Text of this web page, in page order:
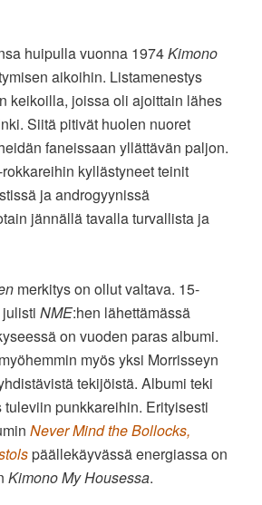
huipulla vuonna 1974Kimono
aikoihin. Listamenestys
keikoilla, joissa oli ajoittain lähes
Siitä pitivät huolen nuoret
faneissaan yllättävän paljon.
kyllästyneet teinit
ja androgyynissä
jännällä tavalla turvallista ja
merkitys on ollut valtava. 15-
julistiNME:hen lähettämässä
on vuoden paras albumi.
myös yksi Morrisseyn
tekijöistä. Albumi teki
punkkareihin. Erityisesti
Never Mind the Bollocks,
päällekäyvässä energiassa on
Kimono My Housessa.